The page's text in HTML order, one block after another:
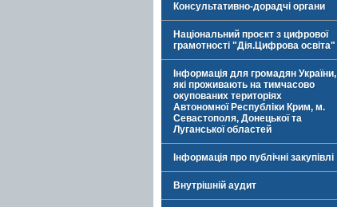
Консультативно-дорадчі органи
Національний проєкт з цифрової
грамотності "Дія.Цифрова освіта"
Інформація для громадян України,
які проживають на тимчасово
окупованих територіях
Автономної Республіки Крим, м.
Севастополя, Донецької та
Луганської областей
Інформація про публічні закупівлі
Внутрішній аудит